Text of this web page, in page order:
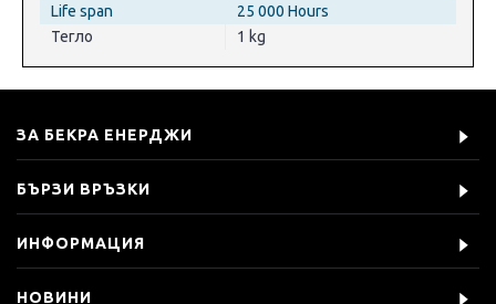
Life span
25 000 Hours
Тегло
1 kg
ЗА БЕКРА ЕНЕРДЖИ
БЪРЗИ ВРЪЗКИ
ИНФОРМАЦИЯ
НОВИНИ